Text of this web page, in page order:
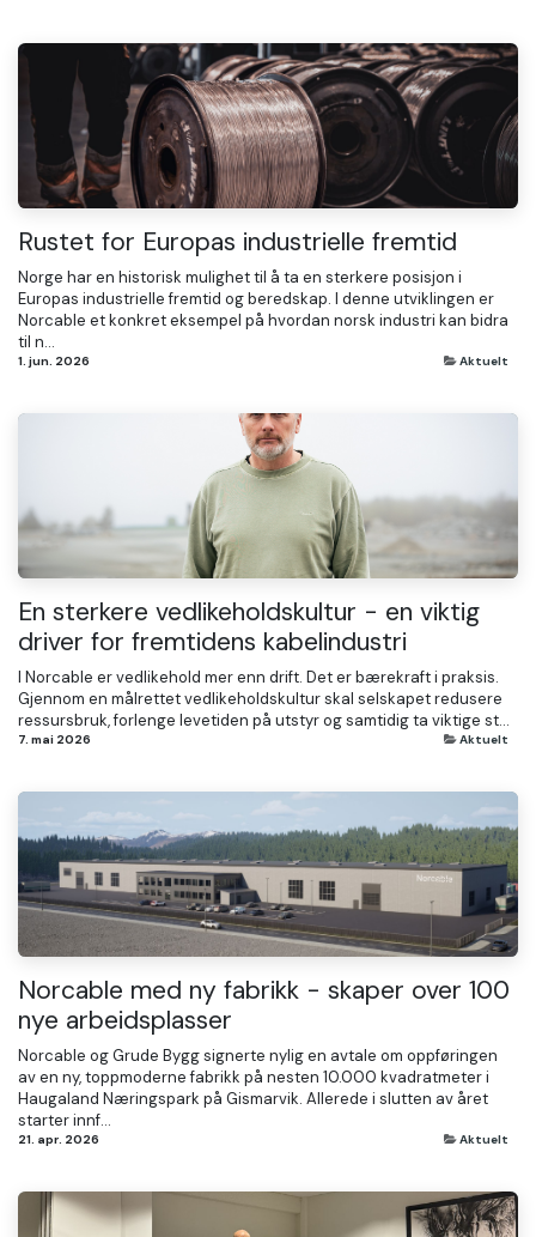
Rustet for Europas industrielle fremtid
Norge har en historisk mulighet til å ta en sterkere posisjon i
Europas industrielle fremtid og beredskap. I denne utviklingen er
Norcable et konkret eksempel på hvordan norsk industri kan bidra
til n...
1. jun. 2026 Aktuelt
En sterkere vedlikeholdskultur - en viktig
driver for fremtidens kabelindustri
I Norcable er vedlikehold mer enn drift. Det er bærekraft i praksis.
Gjennom en målrettet vedlikeholdskultur skal selskapet redusere
ressursbruk, forlenge levetiden på utstyr og samtidig ta viktige st...
7. mai 2026 Aktuelt
Norcable med ny fabrikk - skaper over 100
nye arbeidsplasser
Norcable og Grude Bygg signerte nylig en avtale om oppføringen
av en ny, toppmoderne fabrikk på nesten 10.000 kvadratmeter i
Haugaland Næringspark på Gismarvik. Allerede i slutten av året
starter innf...
21. apr. 2026 Aktuelt